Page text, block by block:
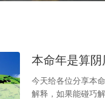
本命年是算
今天给各位分享本
解释，如果能碰巧